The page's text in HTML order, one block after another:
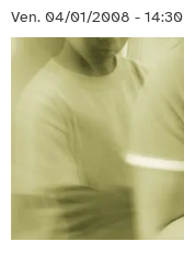
Ven. 04/01/2008 - 14:30